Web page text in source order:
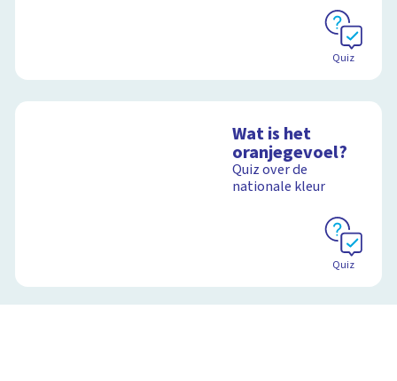
Quiz
Wat is het
oranjegevoel?
Quiz over de
nationale kleur
Quiz